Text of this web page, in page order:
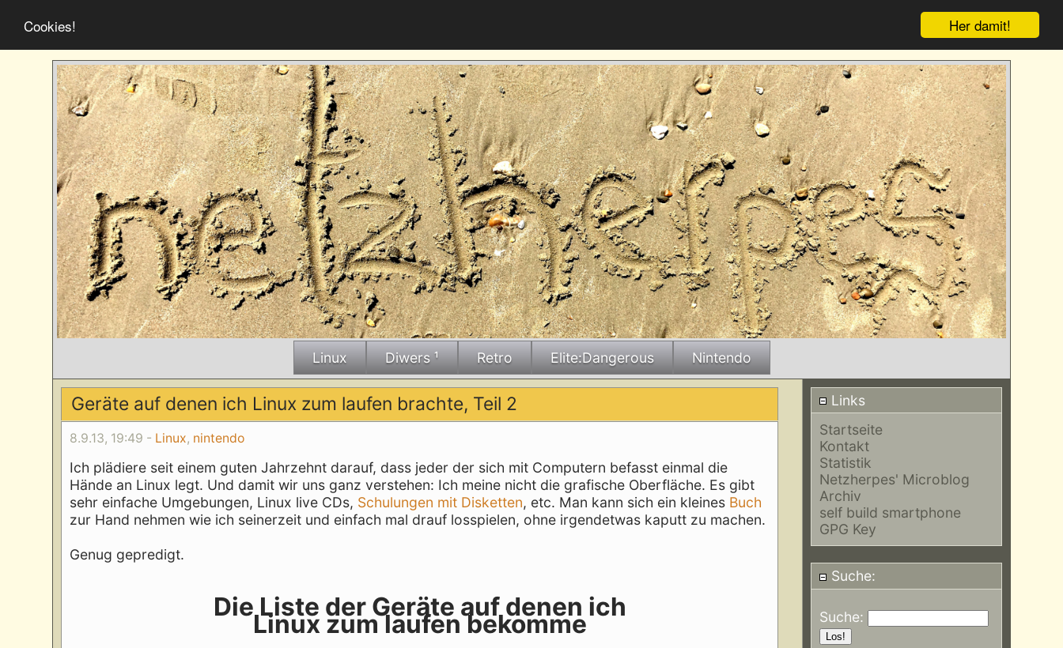
Her damit!
Cookies!
Linux Diwers ¹ Retro Elite:Dangerous Nintendo
Links
Startseite
Kontakt
Statistik
Netzherpes' Microblog
Archiv
self build smartphone
GPG Key
Suche:
Suche:
Geräte auf denen ich Linux zum laufen brachte, Teil 2
8.9.13, 19:49 - Linux, nintendo
Ich plädiere seit einem guten Jahrzehnt darauf, dass jeder der sich mit Computern befasst einmal die
Hände an Linux legt. Und damit wir uns ganz verstehen: Ich meine nicht die grafische Oberfläche. Es gibt
sehr einfache Umgebungen, Linux live CDs, Schulungen mit Disketten, etc. Man kann sich ein kleines Buch
zur Hand nehmen wie ich seinerzeit und einfach mal drauf losspielen, ohne irgendetwas kaputt zu machen.
Genug gepredigt.
Die Liste der Geräte auf denen ich
Linux zum laufen bekomme